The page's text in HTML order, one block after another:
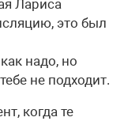
Лариса
это был
надо, но
не подходит.
когда те